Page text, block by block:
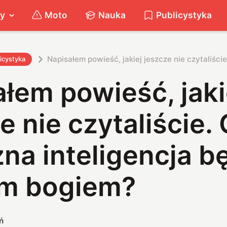
Moto Nauka Publicystyka
Napisałem powieść, jakiej jeszcze nie
powieść,
nie czytaliście.
inteligencja
bogiem?